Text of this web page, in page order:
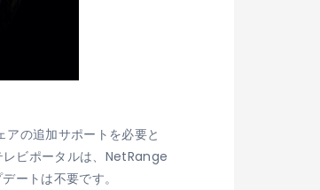
の追加サポートを必要と
ビポータルは、NetRange
ートは不要です。